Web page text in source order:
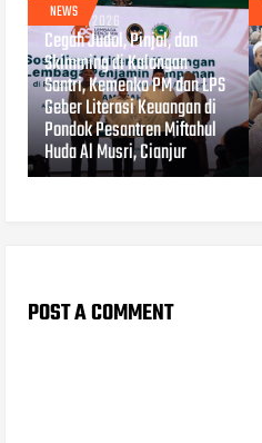
NEWS
AUG 04, 2026
Cegah Judol, Pinjol, dan
Skimming di Kalangan
Santri, Kemenko PM dan LPS
Geber Literasi Keuangan di
Pondok Pesantren Miftahul
Huda Al Musri, Cianjur
POST A COMMENT